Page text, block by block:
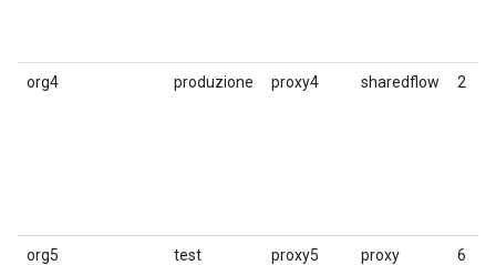
org4 produzione proxy4 sharedflow 2
org5 test proxy5 proxy 6